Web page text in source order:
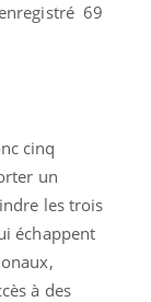
69
cinq
un
les trois
échappent
à des